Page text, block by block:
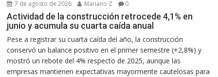
7 de agosto de 2026 Mariano Z 0
Actividad de la construcción retrocede 4,1% en
junio y acumula su cuarta caída anual
Pese a registrar su cuarta caída del año, la construcción
conservó un balance positivo en el primer semestre (+2,8%) y
mostró un rebote del 4% respecto de 2025, aunque las
empresas mantienen expectativas mayormente cautelosas para